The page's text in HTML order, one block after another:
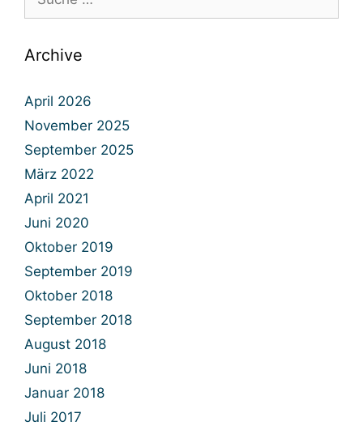
nach:
Archive
April 2026
November 2025
September 2025
März 2022
April 2021
Juni 2020
Oktober 2019
September 2019
Oktober 2018
September 2018
August 2018
Juni 2018
Januar 2018
Juli 2017